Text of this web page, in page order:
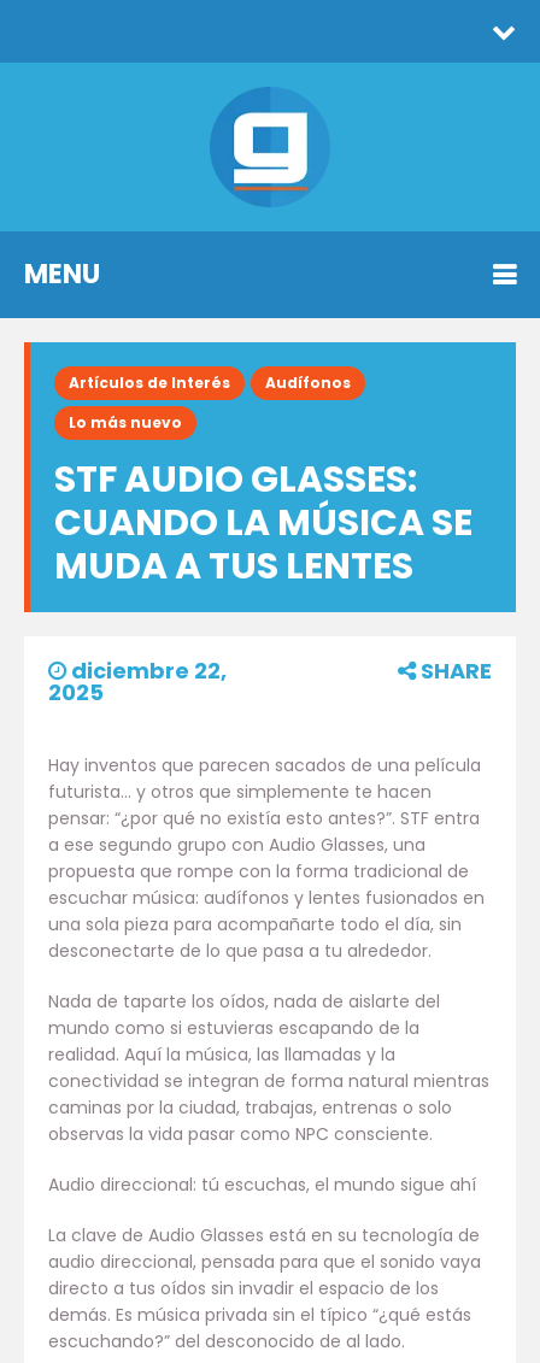
MENU
Artículos de Interés
Audífonos
Lo más nuevo
STF AUDIO GLASSES:
CUANDO LA MÚSICA SE
MUDA A TUS LENTES
diciembre 22,
2025
SHARE
Hay inventos que parecen sacados de una película
futurista… y otros que simplemente te hacen
pensar: “¿por qué no existía esto antes?”. STF entra
a ese segundo grupo con Audio Glasses, una
propuesta que rompe con la forma tradicional de
escuchar música: audífonos y lentes fusionados en
una sola pieza para acompañarte todo el día, sin
desconectarte de lo que pasa a tu alrededor.
Nada de taparte los oídos, nada de aislarte del
mundo como si estuvieras escapando de la
realidad. Aquí la música, las llamadas y la
conectividad se integran de forma natural mientras
caminas por la ciudad, trabajas, entrenas o solo
observas la vida pasar como NPC consciente.
Audio direccional: tú escuchas, el mundo sigue ahí
La clave de Audio Glasses está en su tecnología de
audio direccional, pensada para que el sonido vaya
directo a tus oídos sin invadir el espacio de los
demás. Es música privada sin el típico “¿qué estás
escuchando?” del desconocido de al lado.